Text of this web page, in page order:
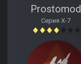
Prostomod
Серия Х-7